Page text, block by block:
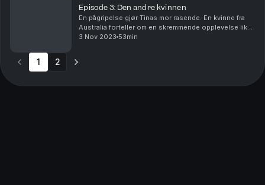
Episode 3: Den andre kvinnen
En pågripelse gjør Tinas mor rasende. En kvinne fra
Australia forteller om en skremmende opplevelse like
ved Tinas hjem den natten hun forsvant.
3 Nov 2023 53min
1 2